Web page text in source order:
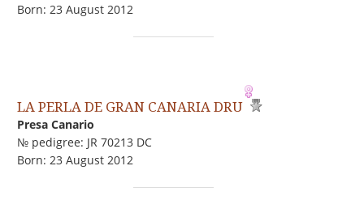
Born: 23 August 2012
LA PERLA DE GRAN CANARIA DRU
Presa Canario
№ pedigree: JR 70213 DC
Born: 23 August 2012